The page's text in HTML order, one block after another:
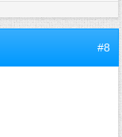
#8